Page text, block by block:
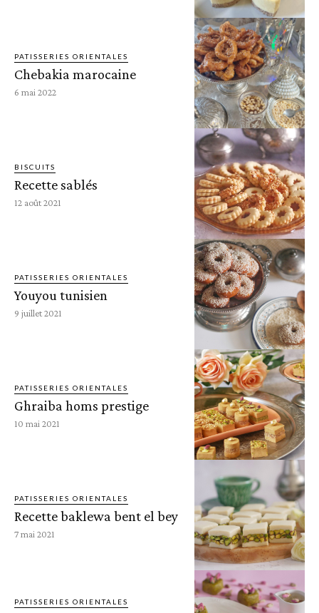
PATISSERIES ORIENTALES
Chebakia marocaine
6 mai 2022
BISCUITS
Recette sablés
12 août 2021
PATISSERIES ORIENTALES
Youyou tunisien
9 juillet 2021
PATISSERIES ORIENTALES
Ghraiba homs prestige
10 mai 2021
PATISSERIES ORIENTALES
Recette baklewa bent el bey
7 mai 2021
PATISSERIES ORIENTALES